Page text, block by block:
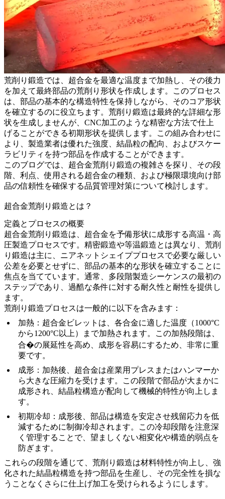
荒削り鍛造では、超合金を最適な温度まで加熱し、その後力
を加えて最終部品の荒削り形状を作成します。このプロセス
は、部品の基本的な構造特性を保持しながら、そのコア形状
を確立するのに役立ちます。荒削り鍛造は最終的な詳細な形
状を生成しませんが、 CNC加工のような精密な方法で仕上
げることができる初期形状を提供します。この組み合わせに
より、製造業者は優れた強度、結晶粒の配向、およびスケー
ラビリティを持つ部品を作成することができます。
このブログでは、 超合金荒削り鍛造の複雑さを探り、その段
階、利点、使用される超合金の種類、および極限環境向け部
品の信頼性を確保する品質管理対策について検討します。
超合金荒削り鍛造とは？
定義とプロセスの概要
超合金荒削り鍛造は、超合金を予備形状に成形する高温・高
圧製造プロセスです。 精密鍛造や等温鍛造とは異なり、荒削
り鍛造は主に、ニアネットシェイププロセスで必要な厳しい
公差を必要とせずに、部品の基本的な形状を確立することに
焦点を当てています。通常、多段階製造シーケンスの最初の
ステップであり、過酷な条件に対する耐久性と耐性を提供し
ます。
荒削り鍛造プロセスは一般的に以下を含みます：
加熱 ： 超合金ビレット は、各合金に適した温度（1000°C
から1200°C以上）まで加熱されます。この加熱段階は、
合�の展延性を高め、成形を容易にするため、非常に重
要です。
成形 ：加熱後、超合金は産業用プレスまたはハンマーか
ら大きな圧縮力を受けます。この段階で部品が大まかに
成形され、 結晶粒構造が配向して機械的特性が向上しま
す。
初期冷却 ：成形後、部品は構造を安定させ残留応力を低
減するために制御冷却されます。この冷却段階を注意深
く管理することで、望ましくない相変化や構造的弱点を
防ぎます。
これらの段階を通じて、荒削り鍛造は材料特性が向上し、強
化された結晶粒構造を持つ部品を生産し、その完全性を損な
うことなくさらに仕上げ加工を受けられるようにします。